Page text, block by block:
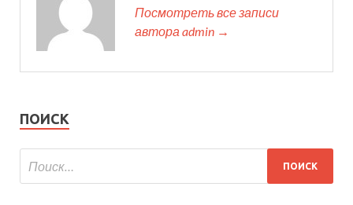
Посмотреть все записи
автора admin →
ПОИСК